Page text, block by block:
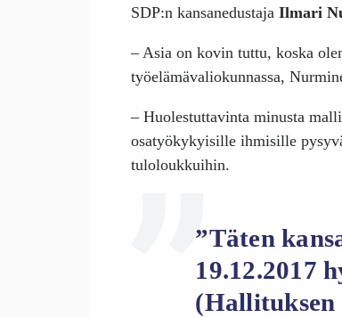
SDP:n kansanedustajaIlmari
– Asia on kovin tuttu, koska
työelämävaliokunnassa,
– Huolestuttavinta minusta
osatyökykyisille ihmisille
tuloloukkuihin.
”Täten
19.12.2017
(Hallituksen